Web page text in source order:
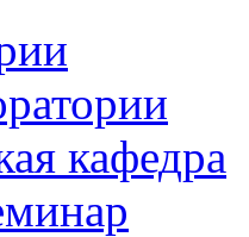
кафедра